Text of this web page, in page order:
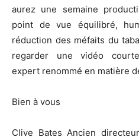
aurez une semaine
point de vue équilibré,
réduction des méfaits du
regarder une vidéo
expert renommé en matière
Bien à vous
Clive Bates Ancien